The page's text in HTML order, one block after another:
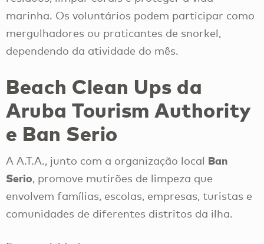
marinha. Os voluntários podem participar como
mergulhadores ou praticantes de snorkel,
dependendo da atividade do mês.
Beach Clean Ups da
Aruba Tourism Authority
e Ban Serio
A A.T.A., junto com a organização local Ban
Serio, promove mutirões de limpeza que
envolvem famílias, escolas, empresas, turistas e
comunidades de diferentes distritos da ilha.